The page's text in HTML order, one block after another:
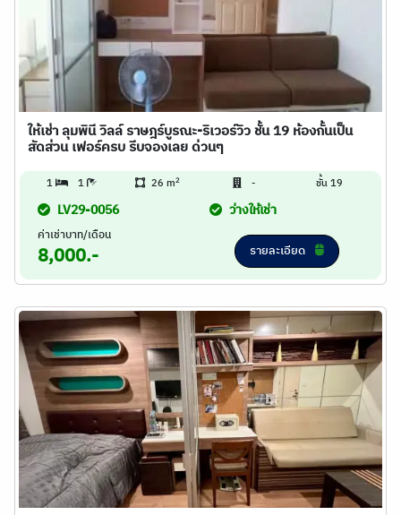
ให้เช่า ลุมพินี วิลล์ ราษฎร์บูรณะ-ริเวอร์วิว ชั้น 19 ห้องกั้นเป็น
สัดส่วน เฟอร์ครบ รีบจองเลย ด่วนๆ
1 1 26 m2 - ชั้น 19
LV29-0056 ว่างให้เช่า
ค่าเช่าบาท/เดือน
8,000.- รายละเอียด